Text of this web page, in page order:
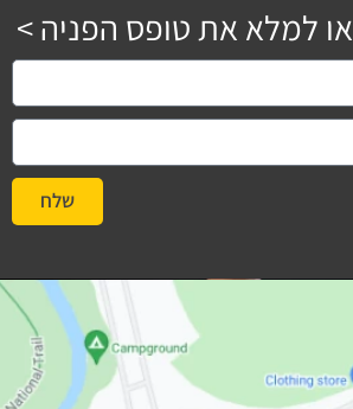
או למלא את טופס הפניה >
שלח